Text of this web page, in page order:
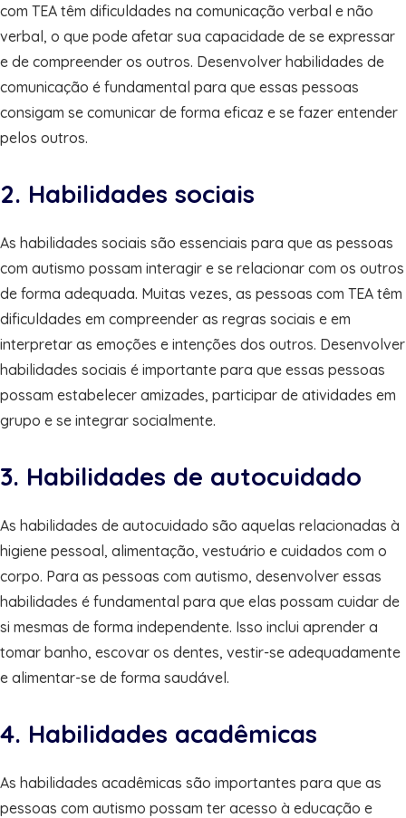
com TEA têm dificuldades na comunicação verbal e não
verbal, o que pode afetar sua capacidade de se expressar
e de compreender os outros. Desenvolver habilidades de
comunicação é fundamental para que essas pessoas
consigam se comunicar de forma eficaz e se fazer entender
pelos outros.
2. Habilidades sociais
As habilidades sociais são essenciais para que as pessoas
com autismo possam interagir e se relacionar com os outros
de forma adequada. Muitas vezes, as pessoas com TEA têm
dificuldades em compreender as regras sociais e em
interpretar as emoções e intenções dos outros. Desenvolver
habilidades sociais é importante para que essas pessoas
possam estabelecer amizades, participar de atividades em
grupo e se integrar socialmente.
3. Habilidades de autocuidado
As habilidades de autocuidado são aquelas relacionadas à
higiene pessoal, alimentação, vestuário e cuidados com o
corpo. Para as pessoas com autismo, desenvolver essas
habilidades é fundamental para que elas possam cuidar de
si mesmas de forma independente. Isso inclui aprender a
tomar banho, escovar os dentes, vestir-se adequadamente
e alimentar-se de forma saudável.
4. Habilidades acadêmicas
As habilidades acadêmicas são importantes para que as
pessoas com autismo possam ter acesso à educação e